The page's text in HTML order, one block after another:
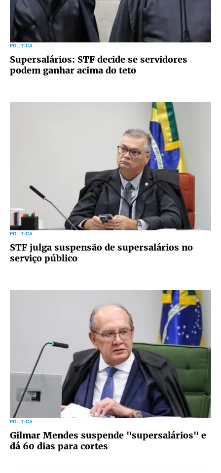
POLÍTICA
Supersalários: STF decide se servidores
podem ganhar acima do teto
POLÍTICA
STF julga suspensão de supersalários no
serviço público
POLÍTICA
Gilmar Mendes suspende "supersalários" e
dá 60 dias para cortes